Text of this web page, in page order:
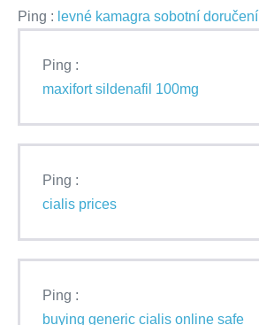
Ping : levné kamagra sobotní doručení
Ping :
maxifort sildenafil 100mg
Ping :
cialis prices
Ping :
buying generic cialis online safe